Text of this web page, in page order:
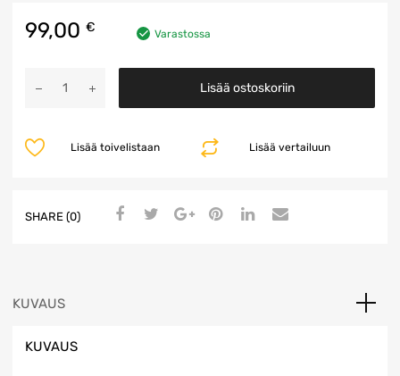
99,00 € Varastossa
Ohjainyksikkö
Lisää ostoskoriin
Lisää vertailuun
Lisää toivelistaan
SHARE (0)
KUVAUS
KUVAUS